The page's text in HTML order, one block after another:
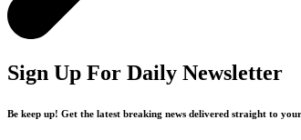
Sign Up For Daily Newsletter
Be keep up! Get the latest breaking news delivered straight to